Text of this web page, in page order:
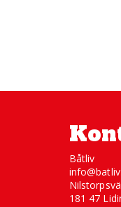
Båtliv
181 47